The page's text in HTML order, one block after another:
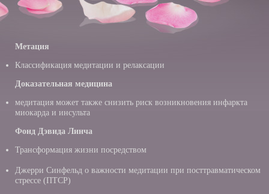
Метация
Классификация медитации и релаксации
Доказательная медицина
медитация может также снизить риск возникновения инфаркта
миокарда и инсульта
Фонд Дэвида Линча
Трансформация жизни посредством
Джерри Синфельд о важности медитации при посттравматическом
стрессе (ПТСР)